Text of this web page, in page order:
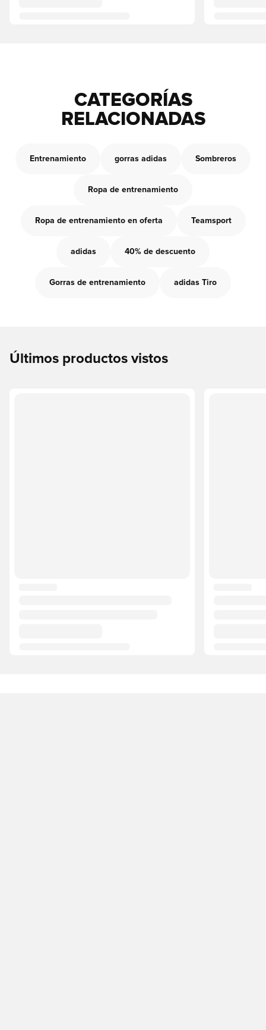
CATEGORÍAS
RELACIONADAS
Entrenamiento gorras adidas Sombreros
Ropa de entrenamiento
Ropa de entrenamiento en oferta Teamsport
adidas 40% de descuento
Gorras de entrenamiento adidas Tiro
Últimos productos vistos